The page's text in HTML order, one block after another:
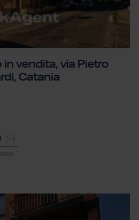
vendita, via Pietro
Catania
auto